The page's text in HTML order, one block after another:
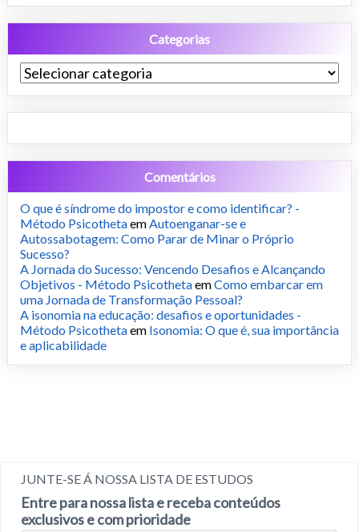
Categorias
Categorias
Comentários
O que é síndrome do impostor e como identificar? -
Método PsicothetaemAutoenganar-se e
Autossabotagem: Como Parar de Minar o Próprio
Sucesso?
A Jornada do Sucesso: Vencendo Desafios e Alcançando
Objetivos - Método PsicothetaemComo embarcar em
uma Jornada de Transformação Pessoal?
A isonomia na educação: desafios e oportunidades -
Método Psicothetaem Isonomia: O que é, sua importância
e aplicabilidade
JUNTE-SE Á NOSSA LISTA DE ESTUDOS
Entre para nossa lista e receba conteúdos
exclusivos e com prioridade